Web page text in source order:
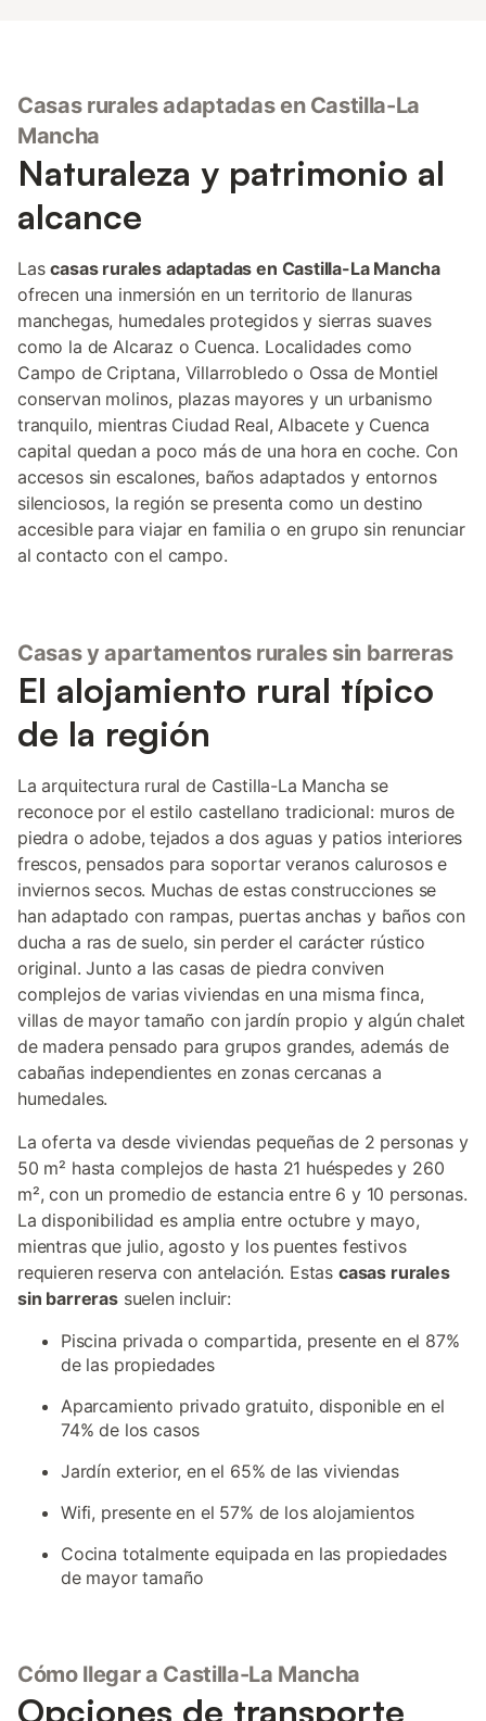
Casas rurales adaptadas en Castilla-La
Mancha
Naturaleza y patrimonio al
alcance
Lascasas rurales adaptadas en Castilla-La Mancha
ofrecen una inmersión en un territorio de llanuras
manchegas, humedales protegidos y sierras suaves
como la de Alcaraz o Cuenca. Localidades como
Campo de Criptana, Villarrobledo o Ossa de Montiel
conservan molinos, plazas mayores y un urbanismo
tranquilo, mientras Ciudad Real, Albacete y Cuenca
capital quedan a poco más de una hora en coche. Con
accesos sin escalones, baños adaptados y entornos
silenciosos, la región se presenta como un destino
accesible para viajar en familia o en grupo sin renunciar
al contacto con el campo.
Casas y apartamentos rurales sin barreras
El alojamiento rural típico
de la región
La arquitectura rural de Castilla-La Mancha se
reconoce por el estilo castellano tradicional: muros de
piedra o adobe, tejados a dos aguas y patios interiores
frescos, pensados para soportar veranos calurosos e
inviernos secos. Muchas de estas construcciones se
han adaptado con rampas, puertas anchas y baños con
ducha a ras de suelo, sin perder el carácter rústico
original. Junto a las casas de piedra conviven
complejos de varias viviendas en una misma finca,
villas de mayor tamaño con jardín propio y algún chalet
de madera pensado para grupos grandes, además de
cabañas independientes en zonas cercanas a
humedales.
La oferta va desde viviendas pequeñas de 2 personas y
50 m² hasta complejos de hasta 21 huéspedes y 260
m², con un promedio de estancia entre 6 y 10 personas.
La disponibilidad es amplia entre octubre y mayo,
mientras que julio, agosto y los puentes festivos
requieren reserva con antelación. Estas casas rurales
sin barrerassuelen incluir:
Piscina privada o compartida, presente en el 87%
de las propiedades
Aparcamiento privado gratuito, disponible en el
74% de los casos
Jardín exterior, en el 65% de las viviendas
Wifi, presente en el 57% de los alojamientos
Cocina totalmente equipada en las propiedades
de mayor tamaño
Cómo llegar a Castilla-La Mancha
Opciones de transporte